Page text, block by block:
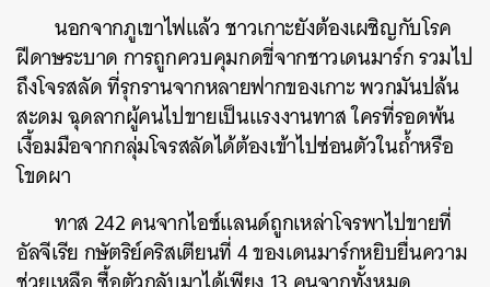
นอกจากภูเขาไฟแล้ว ชาวเกาะยังต้องเผชิญกับโรค
ฝีดาษระบาด การถูกควบคุมกดขี่จากชาวเดนมาร์ก รวมไป
ถึงโจรสลัด ที่รุกรานจากหลายฟากของเกาะ พวกมันปล้น
สะดม ฉุดลากผู้คนไปขายเป็นแรงงานทาส ใครที่รอดพ้น
เงื้อมมือจากกลุ่มโจรสลัดได้ต้องเข้าไปซ่อนตัวในถ้ำหรือ
โขดผา
ทาส 242 คนจากไอซ์แลนด์ถูกเหล่าโจรพาไปขายที่
อัลจีเรีย กษัตริย์คริสเตียนที่ 4 ของเดนมาร์กหยิบยื่นความ